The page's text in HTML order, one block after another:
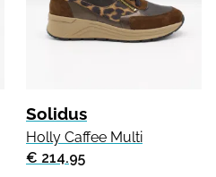
Solidus
Holly Caffee Multi
€ 214.95